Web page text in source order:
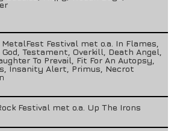
Festival met o.a. In Flames,
Testament, Overkill, Death Angel,
To Prevail, Fit For An Autopsy,
Insanity Alert, Primus, Necrot
Festival met o.a. Up The Irons